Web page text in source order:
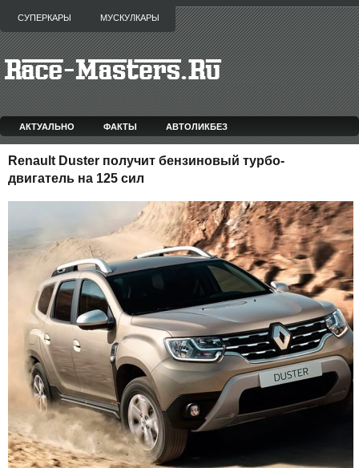
СУПЕРКАРЫ МУСКУЛКАРЫ
АКТУАЛЬНО ФАКТЫ АВТОЛИКБЕЗ
Renault Duster получит бензиновый турбо-
двигатель на 125 сил